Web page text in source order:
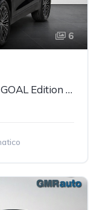
6
Volkswagen Tiguan 1.5 etsi Life GOAL Edition Plus 130cv dsg PREZZO REALE